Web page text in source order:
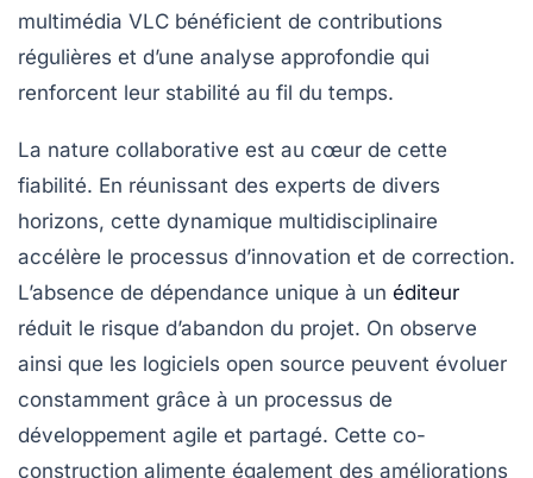
multimédia VLC bénéficient de contributions
régulières et d’une analyse approfondie qui
renforcent leur stabilité au fil du temps.
La nature collaborative est au cœur de cette
fiabilité. En réunissant des experts de divers
horizons, cette dynamique multidisciplinaire
accélère le processus d’innovation et de correction.
L’absence de dépendance unique à un éditeur
réduit le risque d’abandon du projet. On observe
ainsi que les logiciels open source peuvent évoluer
constamment grâce à un processus de
développement agile et partagé. Cette co-
construction alimente également des améliorations